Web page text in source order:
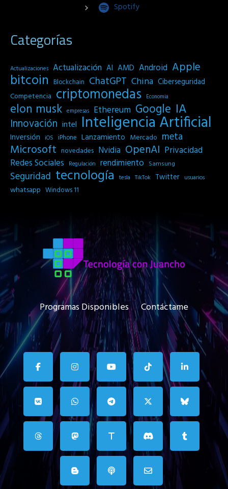
Spotify
Categorías
Actualizaciones Actualización AI AMD Android Apple
bitcoin Blockchain ChatGPT China Ciberseguridad
Competencia criptomonedas Economia
elon musk empresas Ethereum Google IA
Innovación intel Inteligencia Artificial
Inversión iOS iPhone Lanzamiento Mercado meta
Microsoft novedades Nvidia OpenAI Privacidad
Redes Sociales
Regulación rendimiento Samsung
Seguridad tecnología tesla TikTok Twitter usuarios
whatsapp Windows 11
Programas Disponibles Contáctame